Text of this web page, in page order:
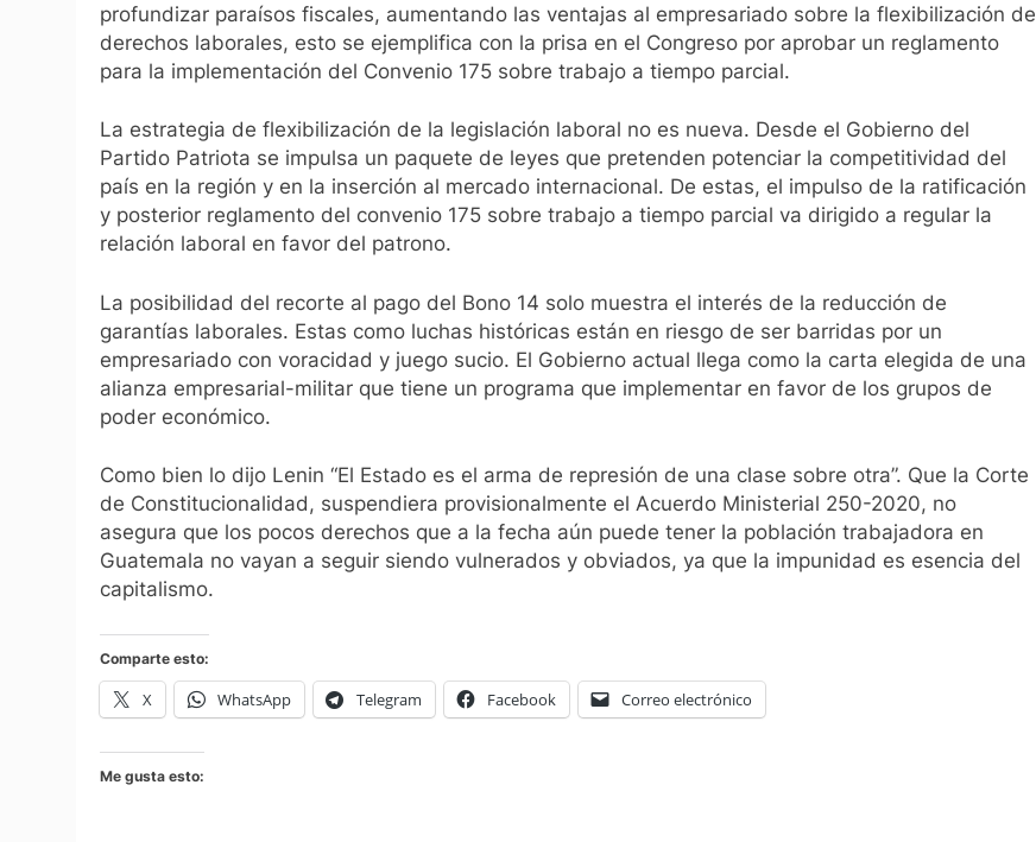
profundizar paraísos fiscales, aumentando las ventajas al empresariado sobre la flexibilización de
derechos laborales, esto se ejemplifica con la prisa en el Congreso por aprobar un reglamento
para la implementación del Convenio 175 sobre trabajo a tiempo parcial.
La estrategia de flexibilización de la legislación laboral no es nueva. Desde el Gobierno del
Partido Patriota se impulsa un paquete de leyes que pretenden potenciar la competitividad del
país en la región y en la inserción al mercado internacional. De estas, el impulso de la ratificación
y posterior reglamento del convenio 175 sobre trabajo a tiempo parcial va dirigido a regular la
relación laboral en favor del patrono.
La posibilidad del recorte al pago del Bono 14 solo muestra el interés de la reducción de
garantías laborales. Estas como luchas históricas están en riesgo de ser barridas por un
empresariado con voracidad y juego sucio. El Gobierno actual llega como la carta elegida de una
alianza empresarial-militar que tiene un programa que implementar en favor de los grupos de
poder económico.
Como bien lo dijo Lenin “El Estado es el arma de represión de una clase sobre otra”. Que la Corte
de Constitucionalidad, suspendiera provisionalmente el Acuerdo Ministerial 250-2020, no
asegura que los pocos derechos que a la fecha aún puede tener la población trabajadora en
Guatemala no vayan a seguir siendo vulnerados y obviados, ya que la impunidad es esencia del
capitalismo.
Comparte esto:
X WhatsApp Telegram Facebook Correo electrónico
Me gusta esto: